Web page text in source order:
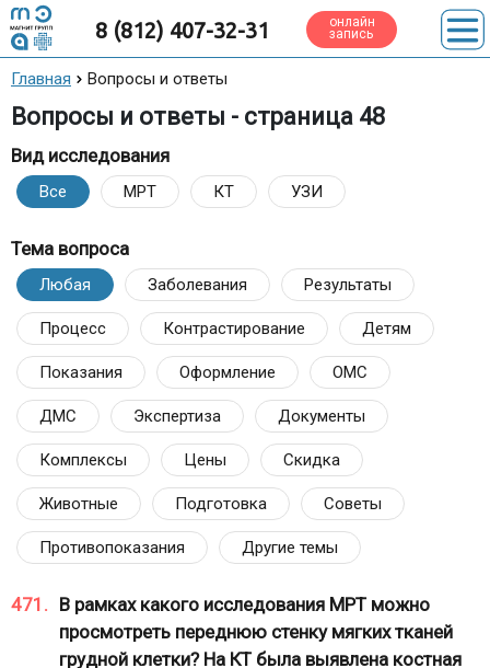
8 (812) 407-32-31 онлайн
запись
Главная Вопросы и ответы
Вопросы и ответы - страница 48
Вид исследования
Все МРТ КТ УЗИ
Тема вопроса
Любая Заболевания Результаты
Процесс Контрастирование Детям
Показания Оформление ОМС
ДМС Экспертиза Документы
Комплексы Цены Скидка
Животные Подготовка Советы
Противопоказания Другие темы
471. В рамках какого исследования МРТ можно
просмотреть переднюю стенку мягких тканей
грудной клетки? На КТ была выявлена костная